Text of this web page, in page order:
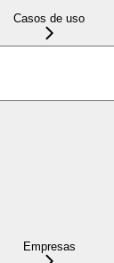
Casos de uso
Empresas